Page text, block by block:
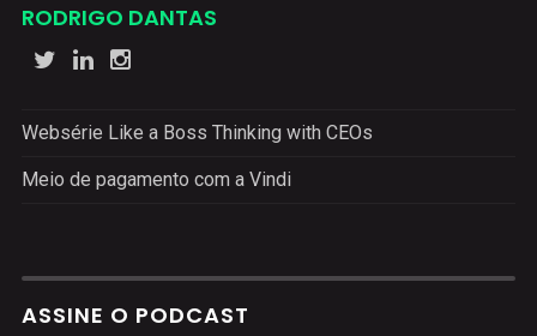
RODRIGO DANTAS
Websérie Like a Boss Thinking with CEOs
Meio de pagamento com a Vindi
ASSINE O PODCAST